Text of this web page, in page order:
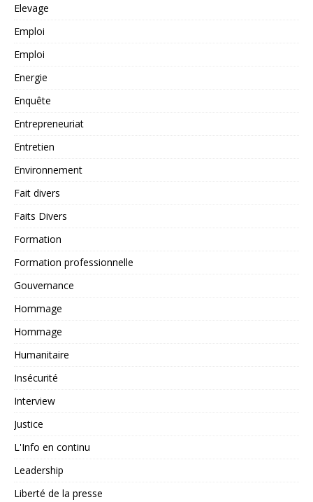
Elevage
Emploi
Emploi
Energie
Enquête
Entrepreneuriat
Entretien
Environnement
Fait divers
Faits Divers
Formation
Formation professionnelle
Gouvernance
Hommage
Hommage
Humanitaire
Insécurité
Interview
Justice
L'Info en continu
Leadership
Liberté de la presse